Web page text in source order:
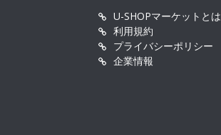
U-SHOPマーケットとは
利用規約
プライバシーポリシー
企業情報